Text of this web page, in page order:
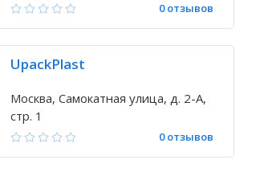
0 отзывов
UpackPlast
Москва, Самокатная улица, д. 2-А,
стр. 1
0 отзывов